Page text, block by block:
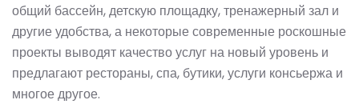
общий бассейн, детскую площадку, тренажерный зал и
другие удобства, а некоторые современные роскошные
проекты выводят качество услуг на новый уровень и
предлагают рестораны, спа, бутики, услуги консьержа и
многое другое.